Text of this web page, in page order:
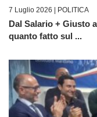
7 Luglio 2026 | POLITICA
Dal Salario + Giusto
quanto fatto sul ...